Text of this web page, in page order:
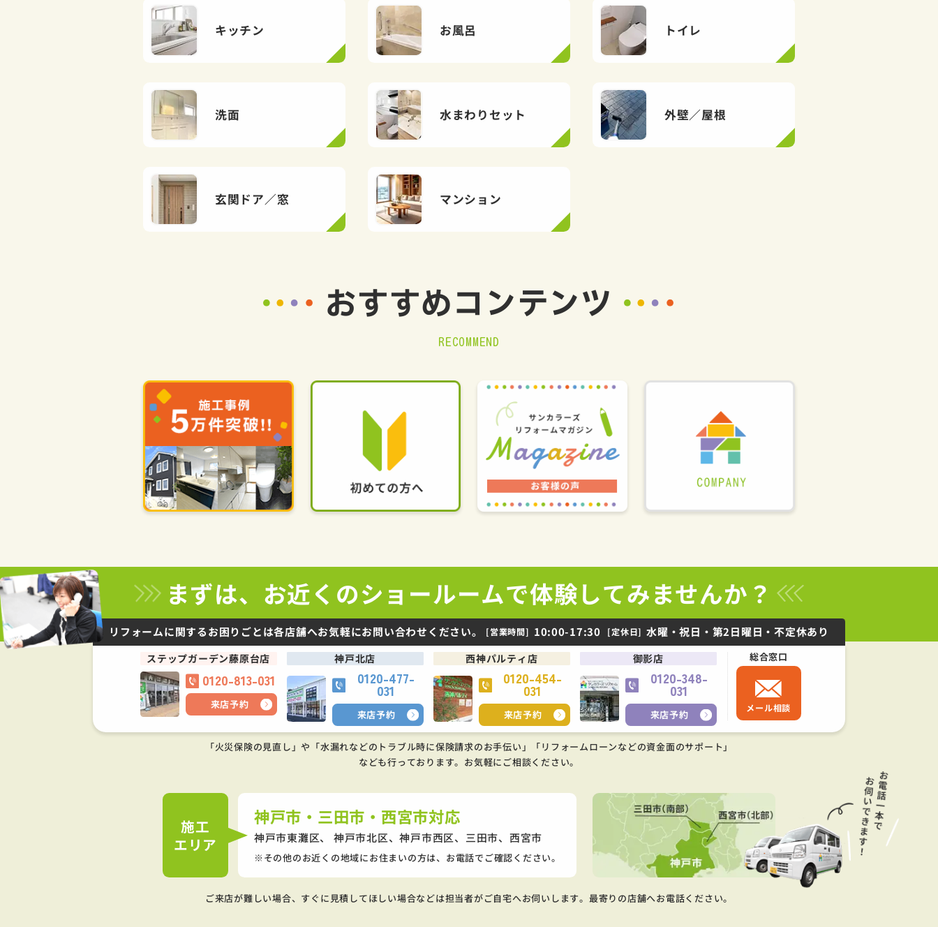
キッチン お風呂 トイレ
洗面 水まわりセット 外壁／屋根
玄関ドア／窓 マンション
おすすめコンテンツ
RECOMMEND
まずは、お近くのショールームで体験してみませんか？
リフォームに関するお困りごとは各店舗へお気軽にお問い合わせください。 [営業時間] 10:00-17:30 [定休日] 水曜・祝日・第2日曜日・不定休あり
ステップガーデン藤原台店
0120-813-031
来店予約
神戸北店
0120-477-
031
来店予約
西神パルティ店
0120-454-
031
来店予約
御影店
0120-348-
031
来店予約
総合窓口
メール相談
「火災保険の見直し」や「水漏れなどのトラブル時に保険請求のお手伝い」「リフォームローンなどの資金面のサポート」
なども行っております。 お気軽にご相談ください。
施工
エリア
神戸市・三田市・西宮市対応
神戸市東灘区、 神戸市北区、神戸市西区、 三田市、西宮市
その他のお近くの地域にお住まいの方は、お電話でご確認ください。
ご来店が難しい場合、すぐに見積してほしい場合などは担当者がご自宅へお伺いします。最寄りの店舗へお電話ください。